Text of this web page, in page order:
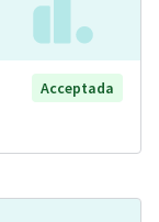
Acceptada